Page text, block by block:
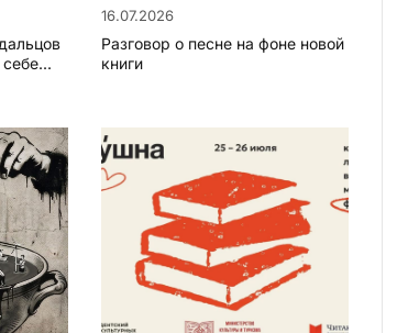
16.07.2026
Разговор о песне на фоне новой
книги